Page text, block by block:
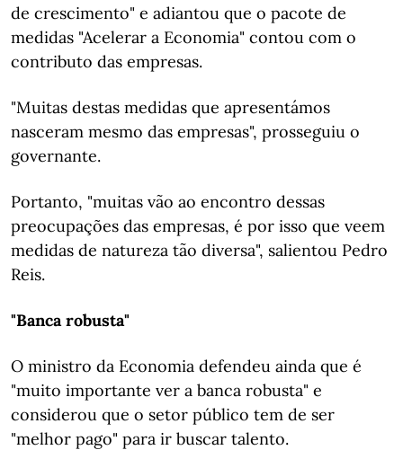
de crescimento" e adiantou que o pacote de
medidas "Acelerar a Economia" contou com o
contributo das empresas.
"Muitas destas medidas que apresentámos
nasceram mesmo das empresas", prosseguiu o
governante.
Portanto, "muitas vão ao encontro dessas
preocupações das empresas, é por isso que veem
medidas de natureza tão diversa", salientou Pedro
Reis.
"Banca robusta"
O ministro da Economia defendeu ainda que é
"muito importante ver a banca robusta" e
considerou que o setor público tem de ser
"melhor pago" para ir buscar talento.